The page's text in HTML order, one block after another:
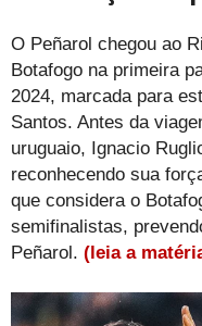
O Peñarol chegou ao
Botafogo na primeira
2024, marcada para
Santos. Antes da
uruguaio, Ignacio
reconhecendo sua
que considera o
semifinalistas,
Peñarol. (leia a